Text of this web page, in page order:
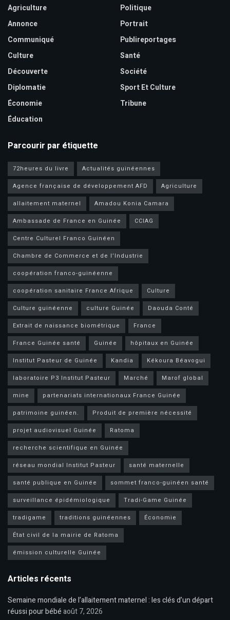
Agriculture
Annonce
Communiqué
Culture
Découverte
Diplomatie
Économie
Éducation
Politique
Portrait
Publireportages
Santé
Société
Sport Et Culture
Tribune
Parcourir par étiquette
72heures du livre
Actualités guinéennes
Agence française de développement AFD
Agriculture
allaitement maternel
Amadou Konia Camara
Ambassade de France en Guinée
CCIAG
Centre Culturel Franco Guinéen
Chambre de Commerce et de l’Industrie
coopération franco-guinéenne
coopération sanitaire France Afrique
Culture
Culture guinéenne
culture Guinée
Daouda Conté
Extrait de naissance biométrique
France
France Guinée santé
Guinée
hôpitaux en Guinée
Institut Pasteur de Guinée
Kandia
Kékoura Béavogui
laboratoire P3 Institut Pasteur
Marché
Marof global
mine
partenariats internationaux France Guinée
patrimoine guinéen.
Produit de première nécessité
projet audiovisuel Guinée
Ratoma
recherche scientifique en Guinée
réseau mondial Institut Pasteur
santé maternelle
santé publique en Guinée
sommet franco-guinéen santé
surveillance épidémiologique
Tradi-Game Guinée
tradigame
traditions guinéennes
Économie
État civil de la mairie de Ratoma
émission culturelle Guinée
Articles récents
Semaine mondiale de l’allaitement maternel : les clés d’un départ
réussi pour bébéaoût 7, 2026